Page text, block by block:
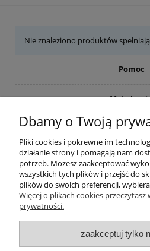
Nie znaleziono produktów
Pomoc
Moje
Płatności i
O nas
Sklep internetowy Ago Maszyny
8943175881 |
Dbamy o Twoją
Pliki cookies i pokrewne im
działanie strony i pomagają nam
potrzeb. Możesz zaakceptować
wszystkich tych plików i przejść do
plików do swoich preferencji,
Więcej o plikach cookies przeczytasz
prywatności.
zaakceptuj tylko